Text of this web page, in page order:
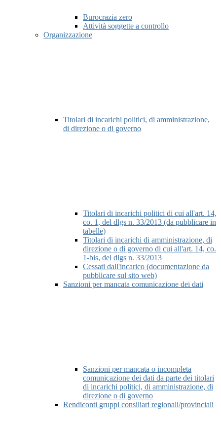
Burocrazia zero
Attività soggette a controllo
Organizzazione
Titolari di incarichi politici, di amministrazione,
di direzione o di governo
Titolari di incarichi politici di cui all'art. 14,
co. 1, del dlgs n. 33/2013 (da pubblicare in
tabelle)
Titolari di incarichi di amministrazione, di
direzione o di governo di cui all'art. 14, co.
1-bis, del dlgs n. 33/2013
Cessati dall'incarico (documentazione da
pubblicare sul sito web)
Sanzioni per mancata comunicazione dei dati
Sanzioni per mancata o incompleta
comunicazione dei dati da parte dei titolari
di incarichi politici, di amministrazione, di
direzione o di governo
Rendiconti gruppi consiliari regionali/provinciali